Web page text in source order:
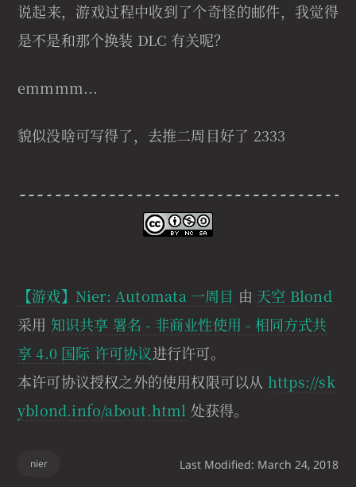
说起来，游戏过程中收到了个奇怪的邮件，我觉得
是不是和那个换装 DLC 有关呢？
emmmm...
貌似没啥可写得了，去推二周目好了 2333
【游戏】Nier: Automata 一周目 由 天空 Blond
采用 知识共享 署名 - 非商业性使用 - 相同方式共
享 4.0 国际 许可协议进行许可。
本许可协议授权之外的使用权限可以从 https://sk
yblond.info/about.html 处获得。
nier Last Modified: March 24, 2018